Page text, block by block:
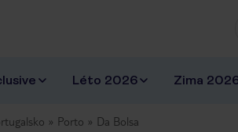
Léto 2026 Zima
Porto Da Bolsa